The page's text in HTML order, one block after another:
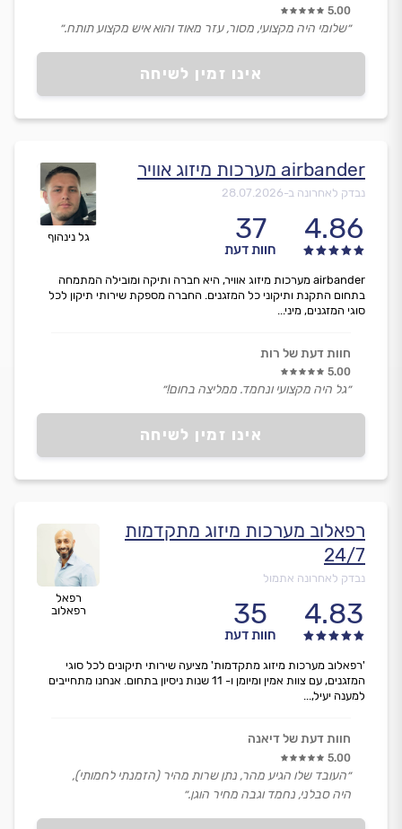
אינו זמין לשיחה
5.00
״שלומי היה מקצועי, מסור, עזר מאוד והוא איש מקצוע תותח.״
גל נינהוף
airbander מערכות מיזוג אוויר
נבדק לאחרונה ב-28.07.2026
4.86
37
חוות דעת
אינו זמין לשיחה
airbander מערכות מיזוג אוויר, היא חברה ותיקה ומובילה המתמחה
בתחום התקנת ותיקוני כל המזגנים. החברה מספקת שירותי תיקון לכל
סוגי המזגנים, מיני...
חוות דעת של רות
5.00
״גל היה מקצועי ונחמד. ממליצה בחום!״
רפאל
רפאלוב
רפאלוב מערכות מיזוג מתקדמות
24/7
נבדק לאחרונה אתמול
4.83
35
חוות דעת
'רפאלוב מערכות מיזוג מתקדמות' מציעה שירותי תיקונים לכל סוגי
המזגנים, עם צוות אמין ומיומן ו- 11 שנות ניסיון בתחום. אנחנו מתחייבים
למענה יעיל,...
חוות דעת של דיאנה
5.00
״העובד שלו הגיע מהר, נתן שרות מהיר (הזמנתי לחמותי),
היה סבלני, נחמד וגבה מחיר הוגן.״